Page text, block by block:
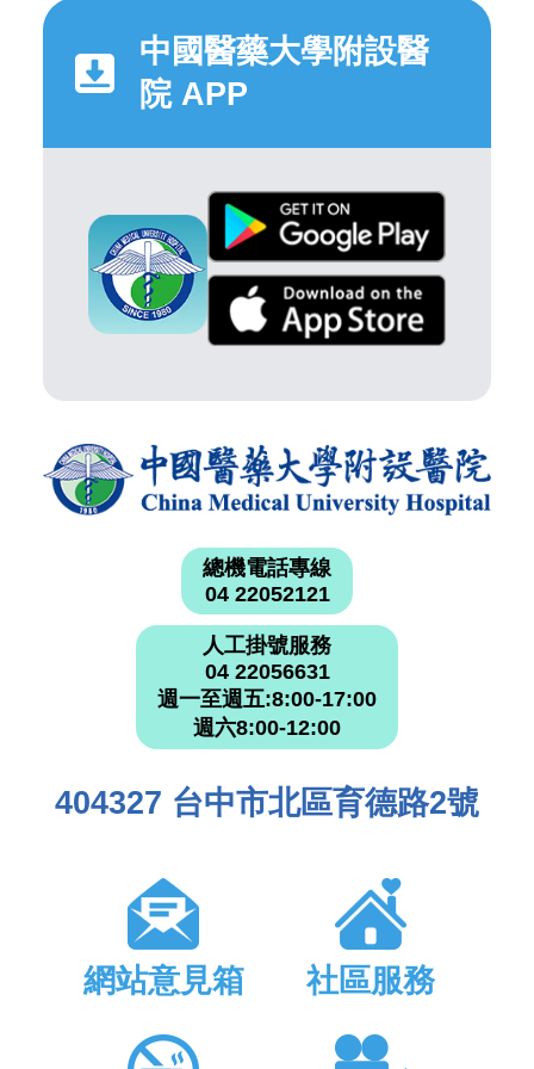
中國醫藥大學附設醫
院 APP
總機電話專線
04 22052121
人工掛號服務
04 22056631
週一至週五:8:00-17:00
週六8:00-12:00
404327 台中市北區育德路2號
網站意見箱 社區服務